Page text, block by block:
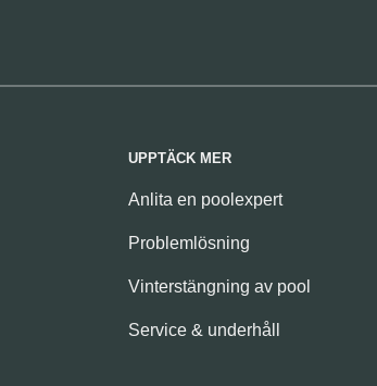
UPPTÄCK MER
Anlita en poolexpert
Problemlösning
Vinterstängning av pool
Service & underhåll